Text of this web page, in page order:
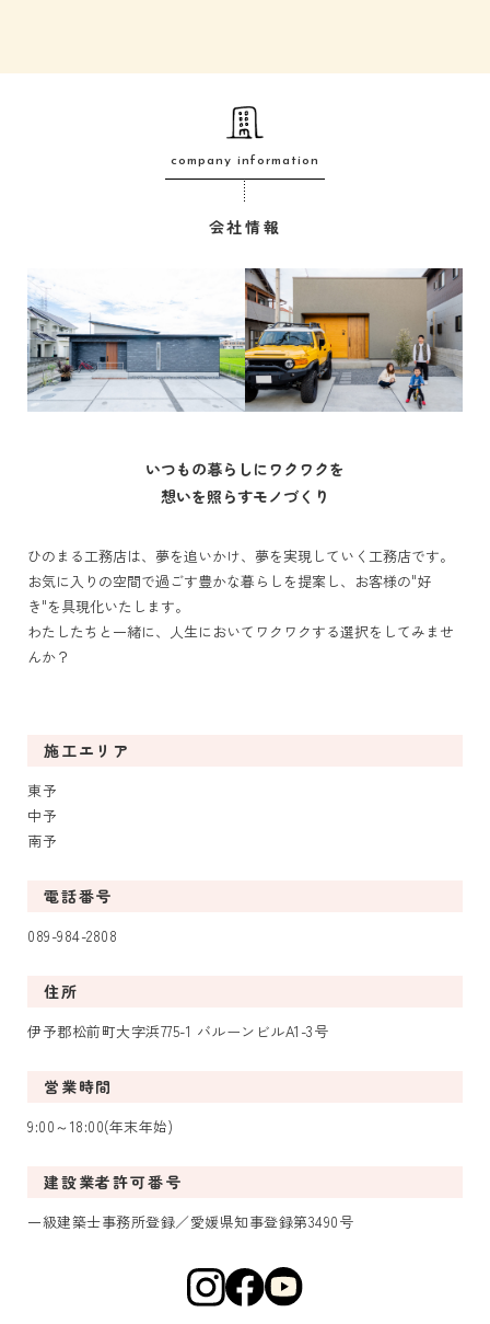
company information
会社情報
いつもの暮らしにワクワクを
想いを照らすモノづくり
ひのまる工務店は、夢を追いかけ、夢を実現していく工務店です。
お気に入りの空間で過ごす豊かな暮らしを提案し、お客様の"好
き"を具現化いたします。
わたしたちと一緒に、人生においてワクワクする選択をしてみませ
んか？
施工エリア
東予
中予
南予
電話番号
089-984-2808
住所
伊予郡松前町大字浜775-1 バルーンビルA1-3号
営業時間
9:00～18:00(年末年始)
建設業者許可番号
一級建築士事務所登録／愛媛県知事登録第3490号